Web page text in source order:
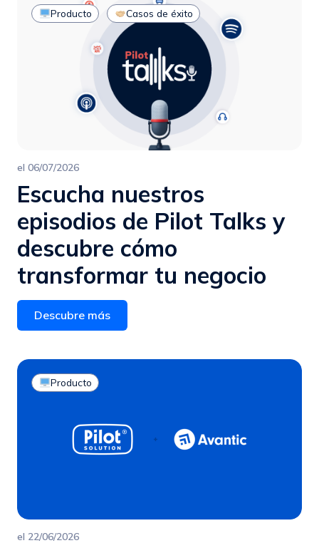
Producto Casos de éxito
el 06/07/2026
Escucha nuestros
episodios de Pilot Talks y
descubre cómo
transformar tu negocio
Descubre más
Producto
el 22/06/2026